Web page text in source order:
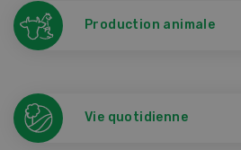
Production animale
Vie quotidienne